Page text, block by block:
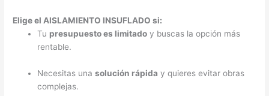
Elige el AISLAMIENTO INSUFLADO si:
Tu presupuesto es limitado y buscas la opción más
rentable.
Necesitas unasolución rápida y quieres evitar obras
complejas.